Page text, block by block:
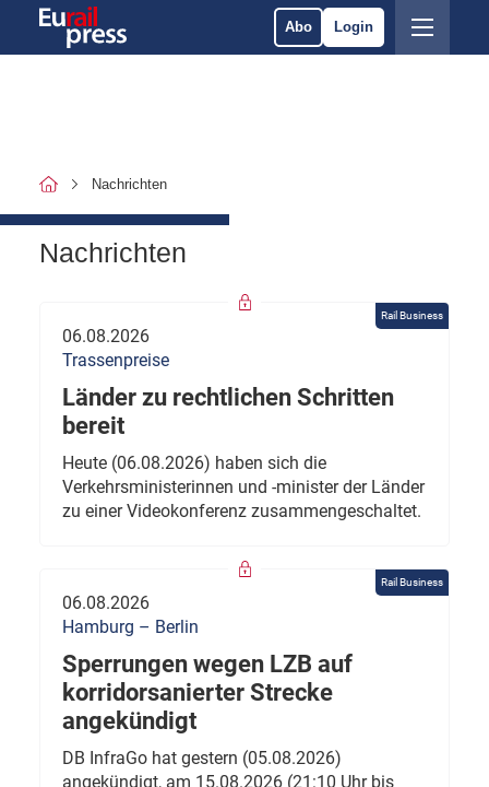
Abo Login
Nachrichten
Nachrichten
Rail Business
06.08.2026
Trassenpreise
Länder zu rechtlichen Schritten
bereit
Heute (06.08.2026) haben sich die
Verkehrsministerinnen und -minister der Länder
zu einer Videokonferenz zusammengeschaltet.
Rail Business
06.08.2026
Hamburg – Berlin
Sperrungen wegen LZB auf
korridorsanierter Strecke
angekündigt
DB InfraGo hat gestern (05.08.2026)
angekündigt, am 15.08.2026 (21:10 Uhr bis